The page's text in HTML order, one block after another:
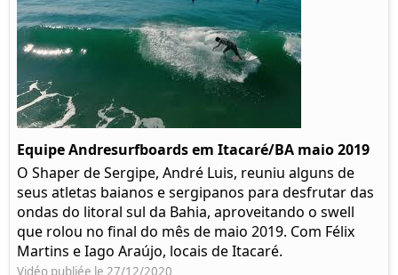
Equipe Andresurfboards em Itacaré/BA maio 2019
O Shaper de Sergipe, André Luis, reuniu alguns de
seus atletas baianos e sergipanos para desfrutar das
ondas do litoral sul da Bahia, aproveitando o swell
que rolou no final do mês de maio 2019. Com Félix
Martins e Iago Araújo, locais de Itacaré.
Vidéo publiée le 27/12/2020